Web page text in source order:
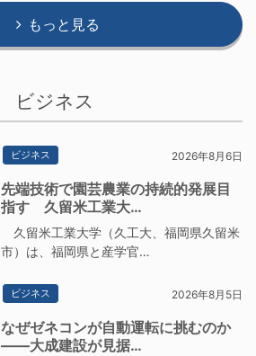
もっと見る
ビジネス
ビジネス 2026年8月6日
先端技術で園芸農業の持続的発展目
指す 久留米工業大…
久留米工業大学（久工大、福岡県久留米
市）は、福岡県と産学官…
ビジネス 2026年8月5日
なぜゼネコンが自動運転に挑むのか
――大成建設が見据…